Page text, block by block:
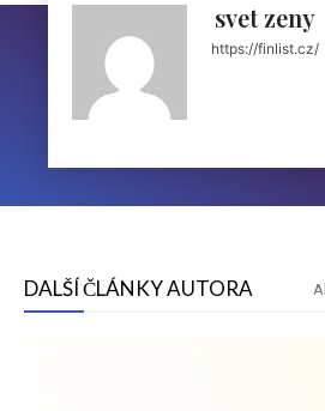
svet zeny
https://finlist.cz/
DALŠÍ ČLÁNKY AUTORA All